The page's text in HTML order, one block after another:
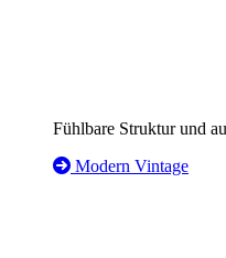
Fühlbare Struktur und
Modern Vintage